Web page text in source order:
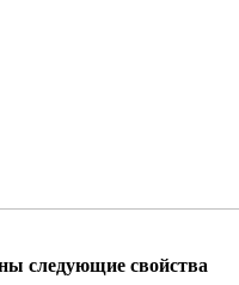
следующие свойства